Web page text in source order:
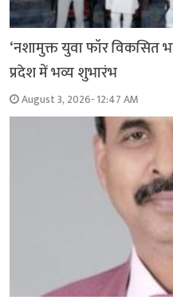
‘नशामुक्त युवा फॉर विकसित
प्रदेश में भव्य शुभारंभ
August 3, 2026- 12:47 AM